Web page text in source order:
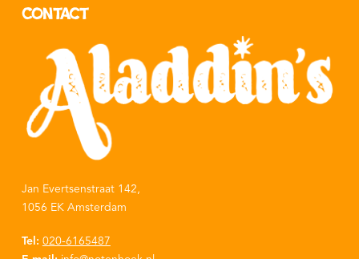
Contact
Jan Evertsenstraat 142,
1056 EK Amsterdam
Tel: 020-6165487